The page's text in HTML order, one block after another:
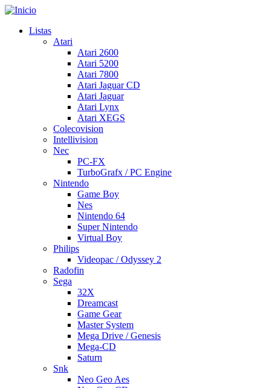
Pasar
contenido
navigation
Listas
Atari
Atari 2600
Atari 5200
Atari 7800
Atari Jaguar CD
Atari Jaguar
Atari Lynx
Atari XEGS
Colecovision
Intellivision
Nec
PC-FX
TurboGrafx / PC Engine
Nintendo
Game Boy
Nes
Nintendo 64
Super Nintendo
Virtual Boy
Philips
Videopac / Odyssey 2
Radofin
Sega
32X
Dreamcast
Game Gear
Master System
Mega Drive / Genesis
Mega-CD
Saturn
Snk
Neo Geo Aes